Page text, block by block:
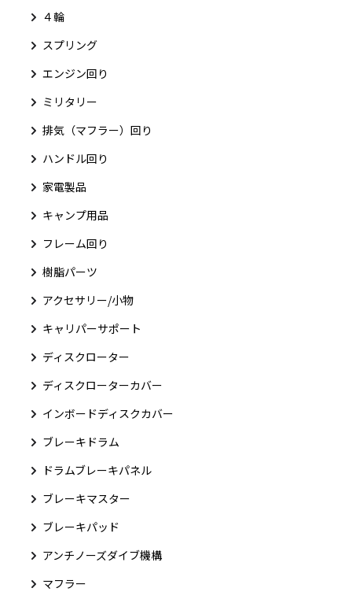
４輪
スプリング
エンジン回り
ミリタリー
排気（マフラー）回り
ハンドル回り
家電製品
キャンプ用品
フレーム回り
樹脂パーツ
アクセサリー/小物
キャリパーサポート
ディスクローター
ディスクローターカバー
インボードディスクカバー
ブレーキドラム
ドラムブレーキパネル
ブレーキマスター
ブレーキパッド
アンチノーズダイブ機構
マフラー